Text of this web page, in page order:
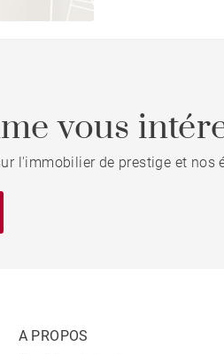
vous
l'immobilier de prestige et nos
A PROPOS